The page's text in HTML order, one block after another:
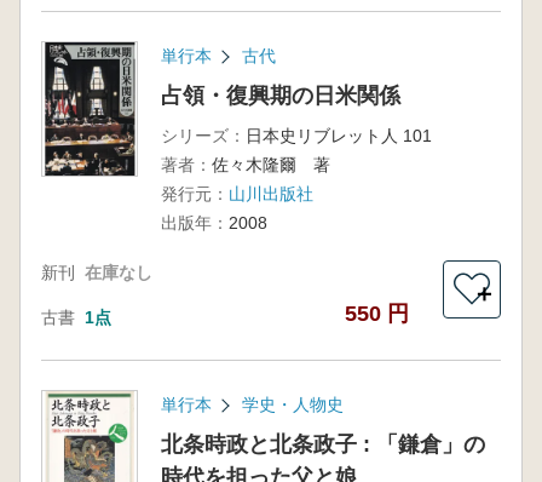
単行本 古代
占領・復興期の日米関係
シリーズ： 日本史リブレット人 101
著者： 佐々木隆爾 著
発行元： 山川出版社
出版年： 2008
新刊 在庫なし
古書 1点 550 円
＋
単行本 学史・人物史
北条時政と北条政子 : 「鎌倉」の
時代を担った父と娘